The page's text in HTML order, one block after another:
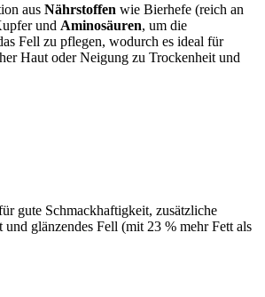
aus Nährstoffen wie Bierhefe (reich an
und Aminosäuren, um die
Fell zu pflegen, wodurch es ideal für
Haut oder Neigung zu Trockenheit und
gute Schmackhaftigkeit, zusätzliche
und glänzendes Fell (mit 23 % mehr Fett als